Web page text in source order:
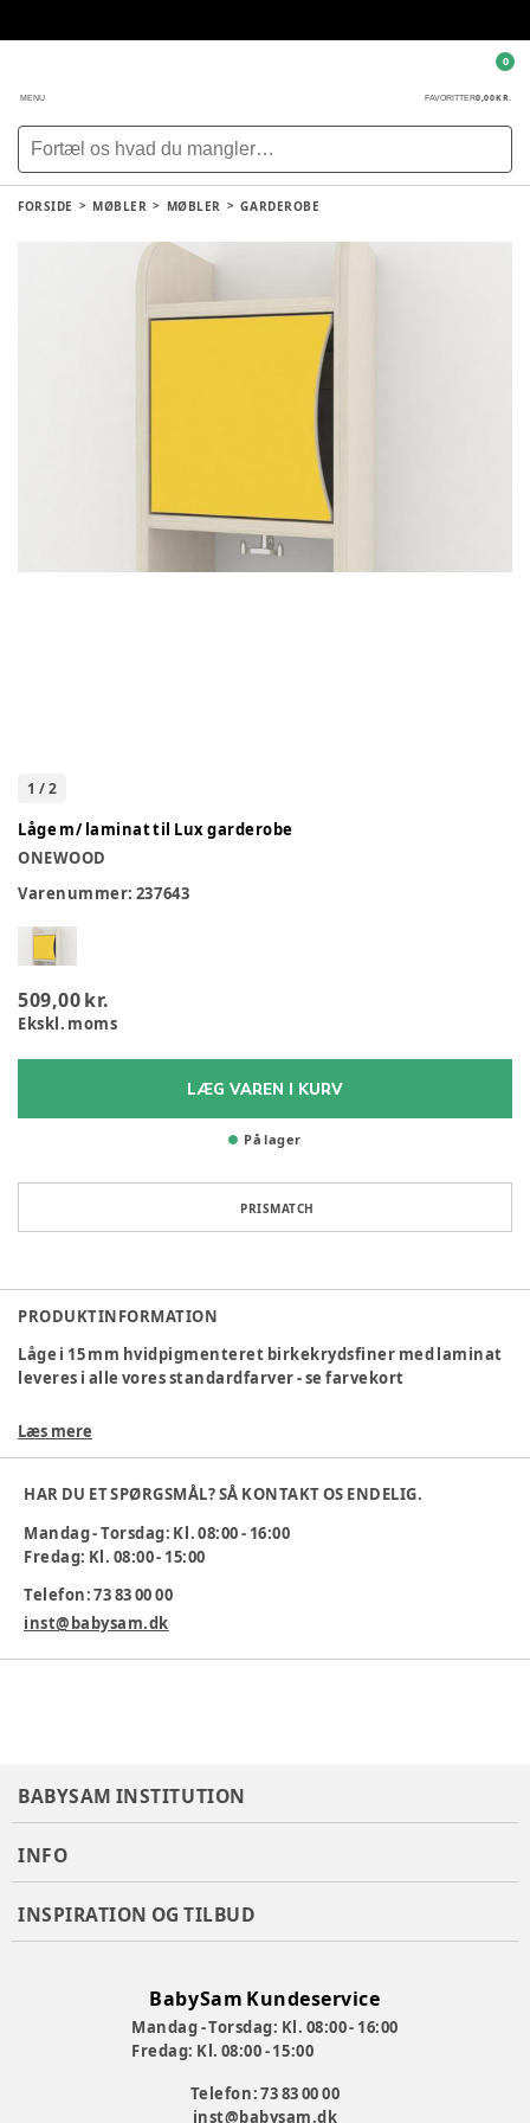
MENU FAVORITTER0,00 KR.
0
FORSIDE MØBLER MØBLER GARDEROBE
1 /2
Låge m/ laminat til Lux garderobe
ONEWOOD
Varenummer: 237643
509,00 kr.
Ekskl. moms
LÆG VAREN I KURV
På lager
PRISMATCH
PRODUKTINFORMATION
Låge i 15 mm hvidpigmenteret birkekrydsfiner med laminat
leveres i alle vores standardfarver - se farvekort
Lågen kan med fordel kombineres med en billedramme
garderobe.
Alle låger leveres med soft-luk som standard.
Varenummer:237643
Læs mere
HAR DU ET SPØRGSMÅL? SÅ KONTAKT OS ENDELIG.
Mandag - Torsdag: Kl. 08:00 - 16:00
Fredag: Kl. 08:00 - 15:00
Telefon: 73 83 00 00
inst@babysam.dk
BABYSAM INSTITUTION
INFO
INSPIRATION OG TILBUD
BabySam Kundeservice
Mandag - Torsdag: Kl. 08:00 - 16:00
Fredag: Kl. 08:00 - 15:00
Telefon: 73 83 00 00
inst@babysam.dk